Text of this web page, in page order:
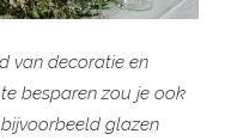
van decoratie en
besparen zou je ook
glazen